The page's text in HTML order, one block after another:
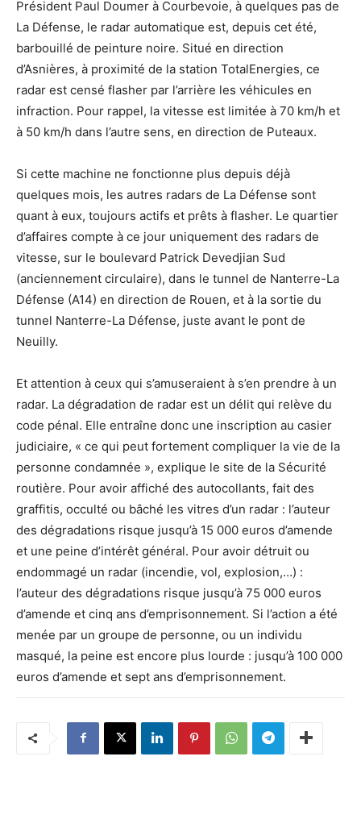
Président Paul Doumer à Courbevoie, à quelques pas de
La Défense, le radar automatique est, depuis cet été,
barbouillé de peinture noire. Situé en direction
d’Asnières, à proximité de la station TotalEnergies, ce
radar est censé flasher par l’arrière les véhicules en
infraction. Pour rappel, la vitesse est limitée à 70 km/h et
à 50 km/h dans l’autre sens, en direction de Puteaux.
Si cette machine ne fonctionne plus depuis déjà
quelques mois, les autres radars de La Défense sont
quant à eux, toujours actifs et prêts à flasher. Le quartier
d’affaires compte à ce jour uniquement des radars de
vitesse, sur le boulevard Patrick Devedjian Sud
(anciennement circulaire), dans le tunnel de Nanterre-La
Défense (A14) en direction de Rouen, et à la sortie du
tunnel Nanterre-La Défense, juste avant le pont de
Neuilly.
Et attention à ceux qui s’amuseraient à s’en prendre à un
radar. La dégradation de radar est un délit qui relève du
code pénal. Elle entraîne donc une inscription au casier
judiciaire, « ce qui peut fortement compliquer la vie de la
personne condamnée », explique le site de la Sécurité
routière. Pour avoir affiché des autocollants, fait des
graffitis, occulté ou bâché les vitres d’un radar : l’auteur
des dégradations risque jusqu’à 15 000 euros d’amende
et une peine d’intérêt général. Pour avoir détruit ou
endommagé un radar (incendie, vol, explosion,…) :
l’auteur des dégradations risque jusqu’à 75 000 euros
d’amende et cinq ans d’emprisonnement. Si l’action a été
menée par un groupe de personne, ou un individu
masqué, la peine est encore plus lourde : jusqu’à 100 000
euros d’amende et sept ans d’emprisonnement.